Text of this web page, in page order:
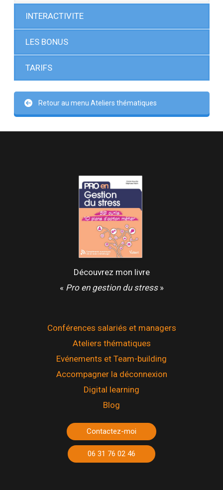
INTERACTIVITE
LES BONUS
TARIFS
Retour au menu Ateliers thématiques
Découvrez mon livre
« Pro en gestion du stress»
Conférences salariés et managers
Ateliers thématiques
Evénements et Team-building
Accompagner la déconnexion
Digital learning
Blog
Contactez-moi
06 31 76 02 46